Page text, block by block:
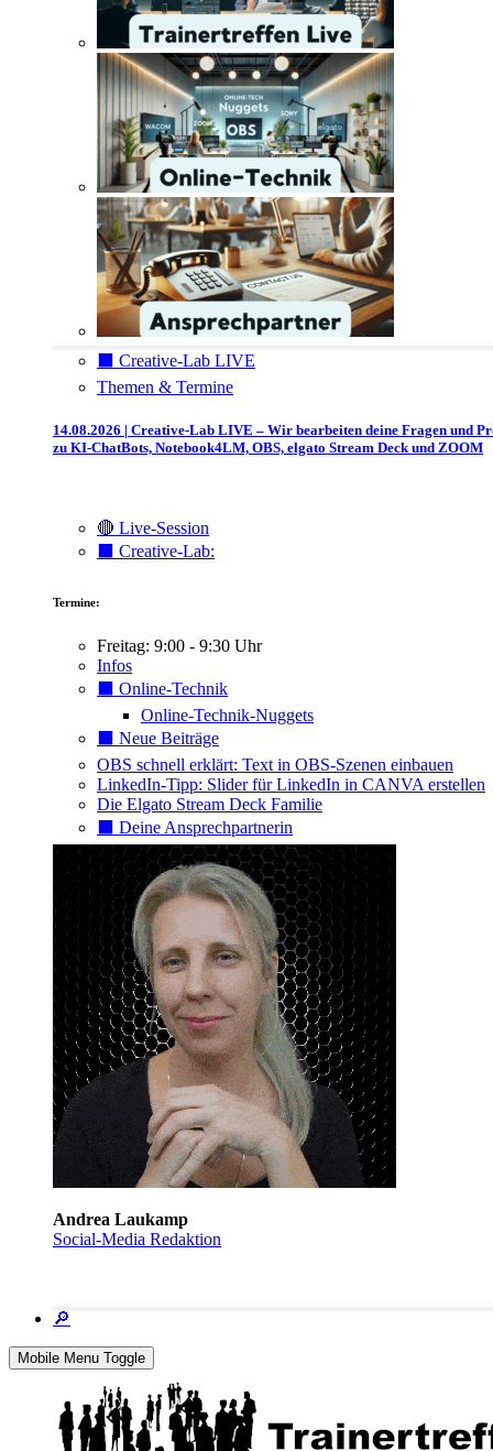
⬛️ Creative-Lab LIVE
Themen & Termine
14.08.2026 | Creative-Lab LIVE – Wir bearbeiten deine Fragen und
zu KI-ChatBots, Notebook4LM, OBS, elgato Stream Deck und ZOOM
🔴 Live-Session
⬛️ Creative-Lab:
Termine:
Freitag: 9:00 - 9:30 Uhr
Infos
⬛️ Online-Technik
Online-Technik-Nuggets
⬛️ Neue Beiträge
OBS schnell erklärt: Text in OBS-Szenen einbauen
LinkedIn-Tipp: Slider für LinkedIn in CANVA erstellen
Die Elgato Stream Deck Familie
⬛️ Deine Ansprechpartnerin
Andrea Laukamp
Social-Media Redaktion
🔎
Mobile Menu Toggle